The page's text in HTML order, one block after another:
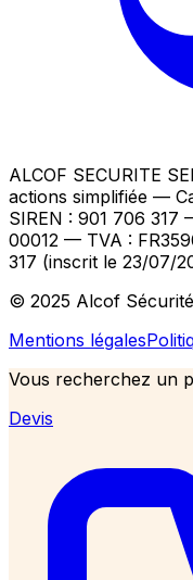
ALCOF SECURITE
actions simplifiée —
SIREN : 901 706 317
00012 — TVA :
317 (inscrit le 23/07/
© 2025 Alcof
Mentions légales
Vous recherchez un
Devis